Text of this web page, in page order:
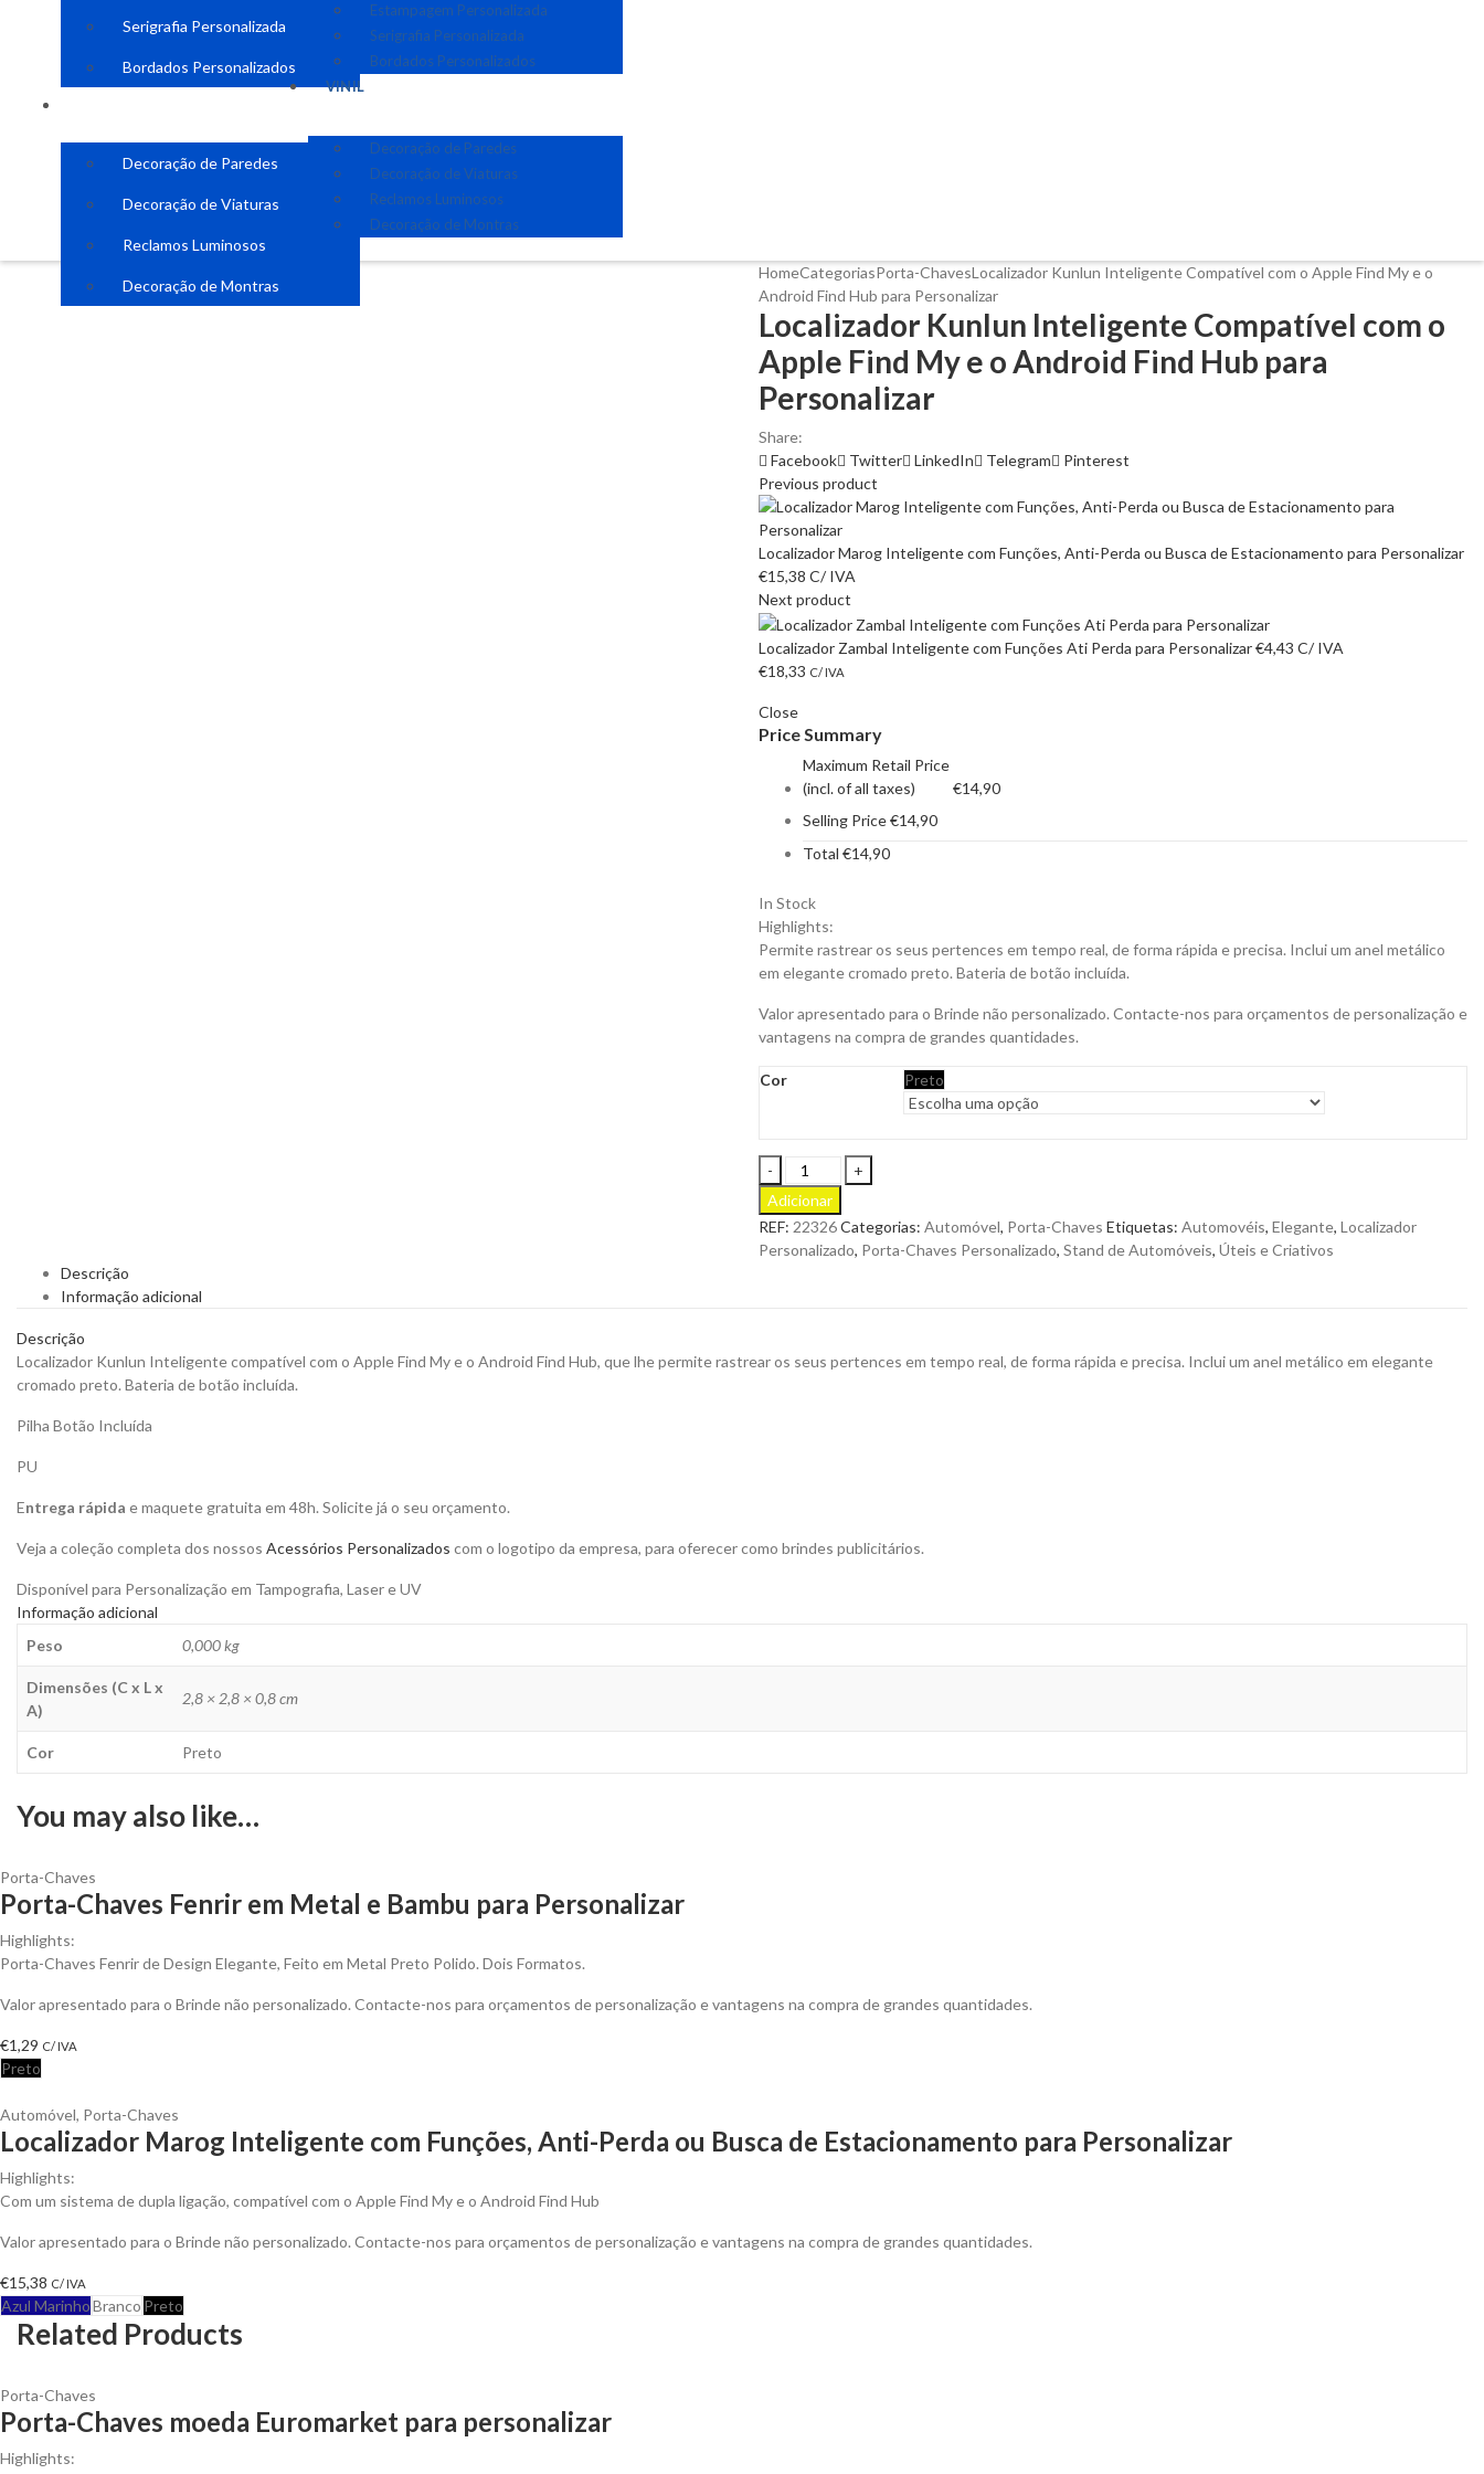
Serigrafia Personalizada
Bordados Personalizados
Decoração de Paredes
Decoração de Viaturas
Reclamos Luminosos
Decoração de Montras
Estampagem Personalizada
Serigrafia Personalizada
Bordados Personalizados
VINIL
Decoração de Paredes
Decoração de Viaturas
Reclamos Luminosos
Decoração de Montras
HomeCategoriasPorta-ChavesLocalizador Kunlun Inteligente Compatível com o Apple Find My e o
Android Find Hub para Personalizar
Localizador Kunlun Inteligente Compatível com o
Apple Find My e o Android Find Hub para
Personalizar
Share:
Facebook
Twitter LinkedIn Telegram
Pinterest
Previous product
Localizador Marog Inteligente com Funções, Anti-Perda ou Busca de Estacionamento para Personalizar
€15,38 C/ IVA
Next product
Localizador Zambal Inteligente com Funções Ati Perda para Personalizar€4,43 C/ IVA
€18,33 C/ IVA
Close
Price Summary
Maximum Retail Price
(incl. of all taxes)
€14,90
Selling Price€14,90
Total €14,90
In Stock
Highlights:
Permite rastrear os seus pertences em tempo real, de forma rápida e precisa. Inclui um anel metálico
em elegante cromado preto. Bateria de botão incluída.
Valor apresentado para o Brinde não personalizado. Contacte-nos para orçamentos de personalização e
vantagens na compra de grandes quantidades.
Cor Preto
Localizador
Kunlun
Inteligente
Compatível
com
Adicionar
REF: 22326Categorias: Automóvel, Porta-Chaves Etiquetas: Automovéis, Elegante, Localizador
Personalizado, Porta-Chaves Personalizado, Stand de Automóveis, Úteis e Criativos
Descrição
Informação adicional
Descrição
Localizador Kunlun Inteligente compatível com o Apple Find My e o Android Find Hub, que lhe permite rastrear os seus pertences em tempo real, de forma rápida e precisa. Inclui um anel metálico em elegante
cromado preto. Bateria de botão incluída.
Pilha Botão Incluída
PU
Entrega rápida e maquete gratuita em 48h. Solicite já o seu orçamento.
Veja a coleção completa dos nossos Acessórios Personalizados com o logotipo da empresa, para oferecer como brindes publicitários.
Disponível para Personalização em Tampografia, Laser e UV
Informação adicional
Peso
0,000 kg
Dimensões (C x L x
A)
2,8 × 2,8 × 0,8 cm
Cor Preto
You may also like…
Porta-Chaves
Porta-Chaves Fenrir em Metal e Bambu para Personalizar
Highlights:
Porta-Chaves Fenrir de Design Elegante, Feito em Metal Preto Polido. Dois Formatos.
Valor apresentado para o Brinde não personalizado. Contacte-nos para orçamentos de personalização e vantagens na compra de grandes quantidades.
€1,29 C/ IVA
Preto
Automóvel, Porta-Chaves
Localizador Marog Inteligente com Funções, Anti-Perda ou Busca de Estacionamento para Personalizar
Highlights:
Com um sistema de dupla ligação, compatível com o Apple Find My e o Android Find Hub
Valor apresentado para o Brinde não personalizado. Contacte-nos para orçamentos de personalização e vantagens na compra de grandes quantidades.
€15,38 C/ IVA
Azul MarinhoBranco Preto
Related Products
Porta-Chaves
Porta-Chaves moeda Euromarket para personalizar
Highlights: